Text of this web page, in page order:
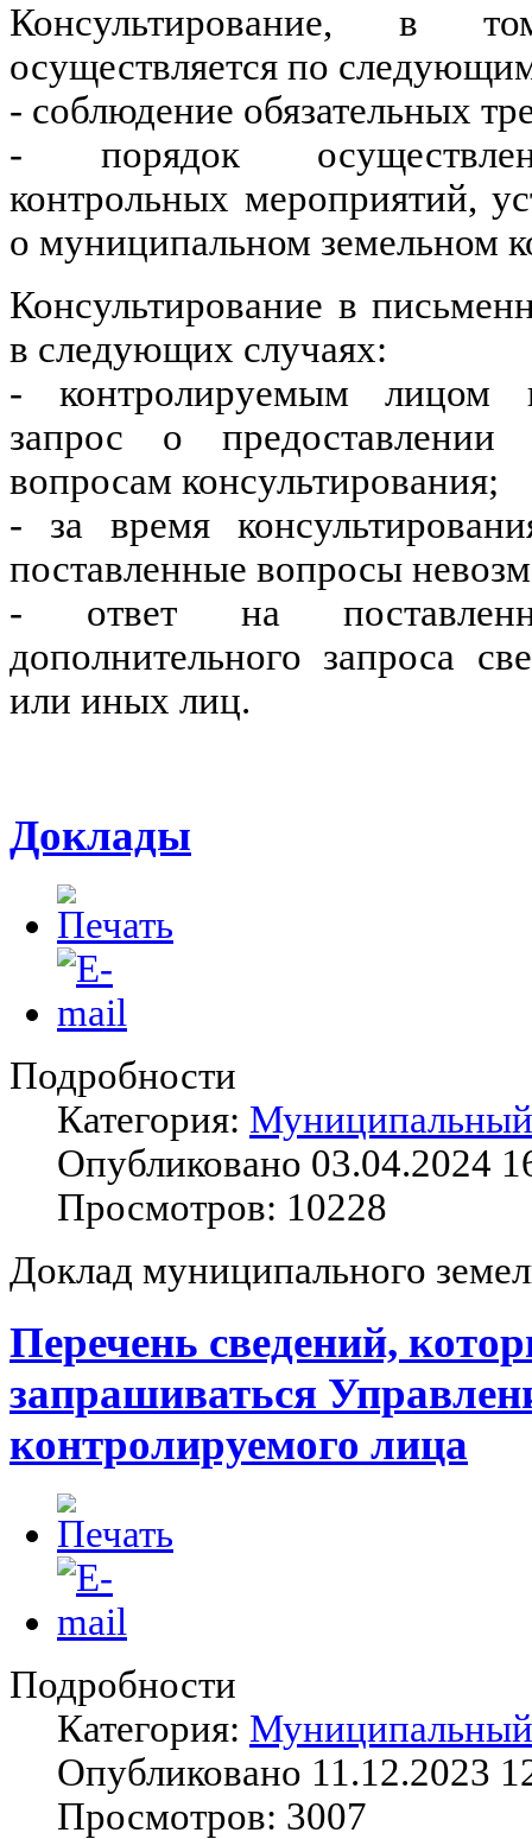
Консультирование, в
осуществляется по
- соблюдение обязательных
- порядок
контрольных мероприятий,
о муниципальном земельном
Консультирование в
в следующих случаях:
- контролируемым лицом
запрос о
вопросам консультирования;
- за время
поставленные вопросы
- ответ на
дополнительного запроса
или иных лиц.
Доклады
Подробности
Категория: Муниципальный
Опубликовано 03.04.2024
Просмотров: 10228
Доклад муниципального
Перечень сведений,
запрашиваться
контролируемого лица
Подробности
Категория: Муниципальный
Опубликовано 11.12.2023
Просмотров: 3007